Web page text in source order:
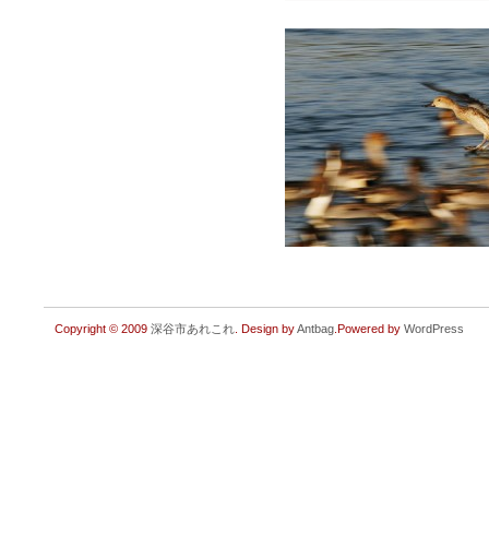
Copyright © 2009 深谷市あれこれ . Design byAntbag .Powered by WordPress